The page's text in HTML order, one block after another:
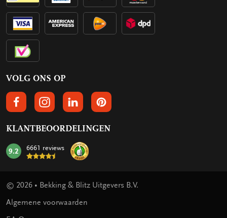
VOLG ONS OP
VOLGS ONS OP FACEBOOK
VOLG ONS OP INSTAGRAM
VOLG ONS OP LINKEDIN
VOLG ONS OP PINTEREST
KLANTBEOORDELINGEN
mark:
9.2 6661 reviews
© 2026 • Bekking & Blitz Uitgevers B.V.
Algemene voorwaarden